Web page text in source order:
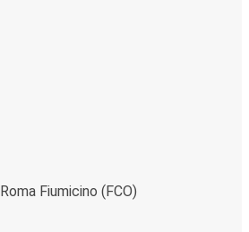
Fiumicino (FCO)